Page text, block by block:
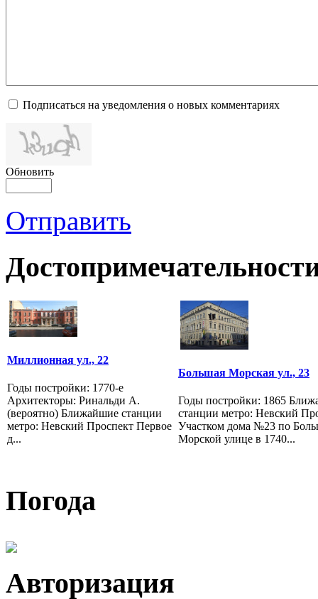
Подписаться на уведомления о новых комментариях
Обновить
Отправить
Миллионная ул., 22
Годы постройки: 1770-е
Архитекторы: Ринальди А.
(вероятно) Ближайшие станции
метро: Невский Проспект Первое
д...
Большая Морская ул., 23
Годы постройки: 1865
станции метро: Невский
Участком дома №23 по
Морской улице в 1740...
Погода
Авторизация